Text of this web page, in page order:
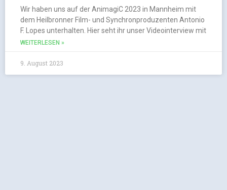
Wir haben uns auf der AnimagiC 2023 in Mannheim mit
dem Heilbronner Film- und Synchronproduzenten Antonio
F. Lopes unterhalten. Hier seht ihr unser Videointerview mit
WEITERLESEN »
9. August 2023